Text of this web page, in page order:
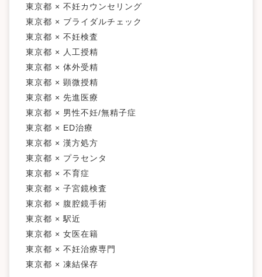
東京都 × 不妊カウンセリング
東京都 × ブライダルチェック
東京都 × 不妊検査
東京都 × 人工授精
東京都 × 体外受精
東京都 × 顕微授精
東京都 × 先進医療
東京都 × 男性不妊/無精子症
東京都 × ED治療
東京都 × 漢方処方
東京都 × プラセンタ
東京都 × 不育症
東京都 × 子宮鏡検査
東京都 × 腹腔鏡手術
東京都 × 駅近
東京都 × 女医在籍
東京都 × 不妊治療専門
東京都 × 凍結保存